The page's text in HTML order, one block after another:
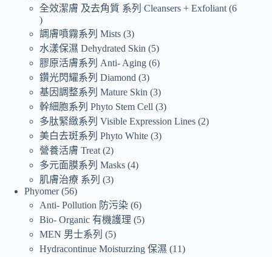
全效潔膚 及去角質 系列 Cleansers + Exfoliant 6
調膚噴霧系列 Mists 3
水漾保濕 Dehydrated Skin
5
膠原活膚系列 Anti- Aging 6
鑽光閃耀系列 Diamond 3
基因調整系列 Mature Skin 3
幹細胞系列 Phyto Stem Cell 3
多肽緊緻系列 Visible Expression Lines 2
美白去斑系列 Phyto White 3
營養活膚 Treat 2
多元面膜系列 Masks 4
肌膚治療 系列
3
Phyomer 56
Anti- Pollution 防污染 6
Bio- Organic 有機護理
5
MEN 男士系列
5
Hydracontinue Moisturzing 保濕
11